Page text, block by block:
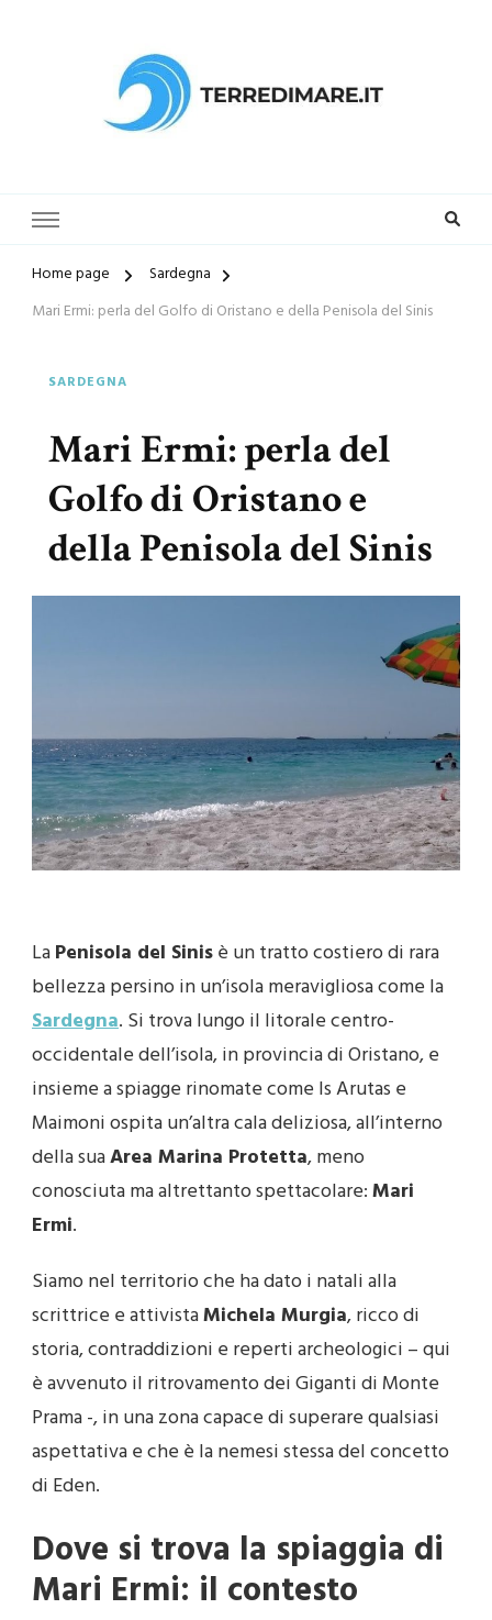
Home page
Sardegna
Mari Ermi: perla del Golfo di Oristano e della Penisola del Sinis
SARDEGNA
Mari Ermi: perla del
Golfo di Oristano e
della Penisola del Sinis
LaPenisola del Sinisè un tratto costiero di rara
bellezza persino in un’isola meravigliosa come la
Sardegna. Si trova lungo il litorale centro-
occidentale dell’isola, in provincia di Oristano, e
insieme a spiagge rinomate come Is Arutas e
Maimoni ospita un’altra cala deliziosa, all’interno
della suaArea Marina Protetta, meno
conosciuta ma altrettanto spettacolare:Mari
Ermi.
Siamo nel territorio che ha dato i natali alla
scrittrice e attivistaMichela Murgia, ricco di
storia, contraddizioni e reperti archeologici – qui
è avvenuto il ritrovamento dei Giganti di Monte
Prama -, in una zona capace di superare qualsiasi
aspettativa e che è la nemesi stessa del concetto
di Eden.
Dove si trova la spiaggia di
Mari Ermi: il contesto